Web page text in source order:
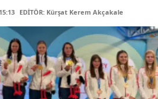
EDİTÖR: Kürşat Kerem Akçakale